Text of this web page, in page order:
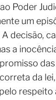
Poder
um
decisão,
a
da
respeito